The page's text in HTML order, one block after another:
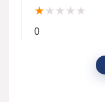
★★ ★ ★ ★
0